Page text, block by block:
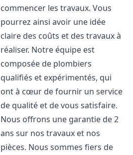
commencer les travaux. Vous
pourrez ainsi avoir une idée
claire des coûts et des travaux à
réaliser. Notre équipe est
composée de plombiers
qualifiés et expérimentés, qui
ont à cœur de fournir un service
de qualité et de vous satisfaire.
Nous offrons une garantie de 2
ans sur nos travaux et nos
pièces. Nous sommes fiers de